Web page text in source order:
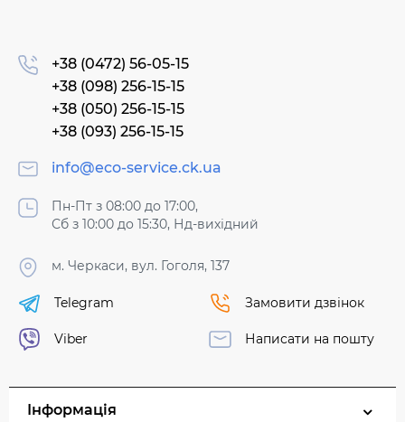
+38 (0472) 56-05-15
+38 (098) 256-15-15
+38 (050) 256-15-15
+38 (093) 256-15-15
info@eco-service.ck.ua
Пн-Пт з 08:00 до 17:00,
Сб з 10:00 до 15:30, Нд-вихідний
м. Черкаси, вул. Гоголя, 137
Telegram
Viber
Замовити дзвінок
Написати на пошту
Інформація